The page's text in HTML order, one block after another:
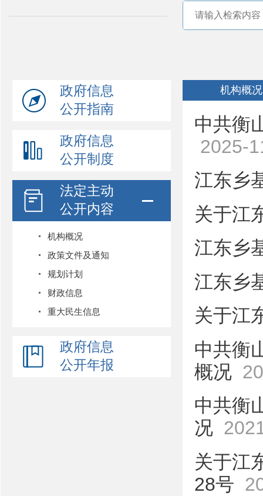
政府信息
公开指南
政府信息
公开制度
法定主动
公开内容
机构概况
政策文件及通知
规划计划
财政信息
重大民生信息
政府信息
公开年报
机构概况
中共衡
2025-
江东乡
关于江
江东乡
江东乡
关于江
中共衡
概况
中共衡
况
关于江
28号